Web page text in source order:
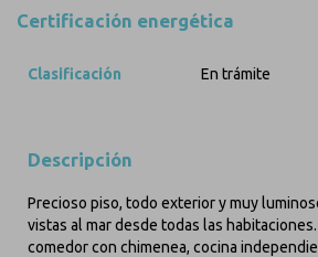
Certificación energética
Clasificación En trámite
Descripción
Precioso piso, todo exterior y muy
vistas al mar desde todas las
comedor con chimenea, cocina